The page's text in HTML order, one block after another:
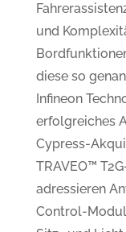
und
diese so
Infineon
erfolgreiches
Cypress-
TRAVEO™
adressieren
Control-